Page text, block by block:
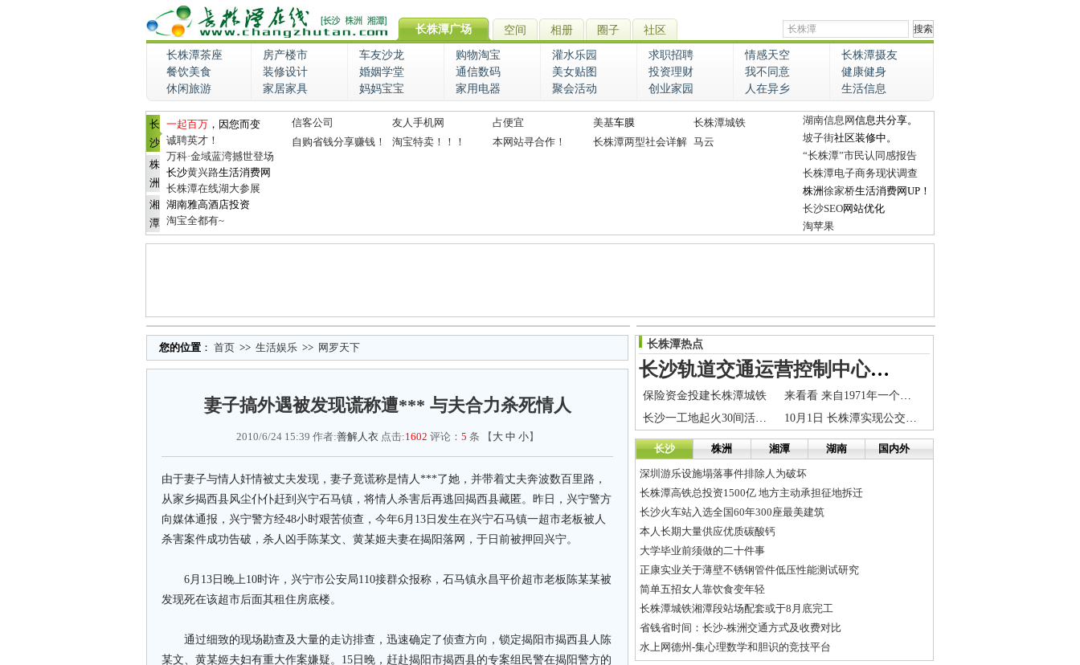
长株潭广场 空间 相册 圈子 社区
长株潭茶座 房产楼市 车友沙龙 购物淘宝 灌水乐园 求职招聘 情感天空
长株潭摄友
餐饮美食
装修设计 婚姻学堂 通信数码 美女贴图 投资理财 我不同意
健康健身
休闲旅游
家居家具 妈妈宝宝 家用电器 聚会活动 创业家园 人在异乡 生活信息
长
沙
株
洲
湘
潭
一起百万 ，因您而变
诚聘英才！
万科·金域蓝湾撼世登场
长沙黄兴路生活消费网
长株潭在线湖大参展
湖南雅高酒店投资
淘宝全都有~
信客公司 友人手机网 占便宜 美基车膜
长株潭城铁
自购省钱分享赚钱！
淘宝特卖！！！ 本网站寻合作！ 长株潭两型社会详解 马云
湖南信息网信息共分享。
坡子街社区装修中。
“长株潭”市民认同感报告
长株潭电子商务现状调查
株洲徐家桥生活消费网UP！
长沙SEO网站优化
淘苹果
您的位置 ： 首页 >> 生活娱乐 >> 网罗天下
妻子搞外遇被发现谎称遭*** 与夫合力杀死情人
2010/6/24 15:39 作者:善解人衣 点击:1602 评论： 5 条 【 大 中 小】
由于妻子与情人奸情被丈夫发现，妻子竟谎称是情人***了她，并带着丈夫奔波数百里路，
从家乡揭西县风尘仆仆赶到兴宁石马镇，将情人杀害后再逃回揭西县藏匿。昨日，兴宁警方
向媒体通报，兴宁警方经48小时艰苦侦查，今年6月13日发生在兴宁石马镇一超市老板被人
杀害案件成功告破，杀人凶手陈某文、黄某姬夫妻在揭阳落网，于日前被押回兴宁。
6月13日晚上10时许，兴宁市公安局110接群众报称，石马镇永昌平价超市老板陈某某被
发现死在该超市后面其租住房底楼。
通过细致的现场勘查及大量的走访排查，迅速确定了侦查方向，锁定揭阳市揭西县人陈
某文、黄某姬夫妇有重大作案嫌疑。15日晚，赶赴揭阳市揭西县的专案组民警在揭阳警方的
长株潭热点
长沙轨道交通运营控制中心全球招标 明年12月建成
保险资金投建长株潭城铁
来看看 来自1971年一个小学生的日记
长沙一工地起火30间活动板房被烧 未造****员伤亡
10月1日 长株潭实现公交“一卡通”
长沙 株洲 湘潭 湖南 国内外
深圳游乐设施塌落事件排除人为破坏
长株潭高铁总投资1500亿 地方主动承担征地拆迁
长沙火车站入选全国60年300座最美建筑
本人长期大量供应优质碳酸钙
大学毕业前须做的二十件事
正康实业关于薄壁不锈钢管件低压性能测试研究
简单五招女人靠饮食变年轻
长株潭城铁湘潭段站场配套或于8月底完工
省钱省时间：长沙-株洲交通方式及收费对比
水上网德州-集心理数学和胆识的竞技平台